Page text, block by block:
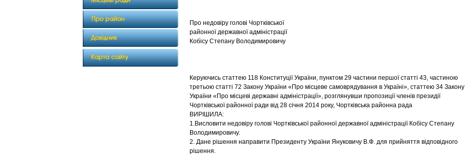
Про недовіру голові Чортківської
районної державної адміністрації
Кобісу Степану Володимировичу
Керуючись статтею 118 Конституції України, пунктом 29 частини першої статті 43, частиною
третьою статті 72 Закону України «Про місцеве самоврядування в Україні», статтею 34 Закону
України «Про місцеві державні адміністрації», розглянувши пропозиції членів президії
Чортківської районної ради від 28 січня 2014 року, Чортківська районна рада
ВИРІШИЛА:
1.Висловити недовіру голові Чортківської районної державної адміністрації Кобісу Степану
Володимировичу.
2. Дане рішення направити Президенту України Януковичу В.Ф. для прийняття відповідного
рішення.